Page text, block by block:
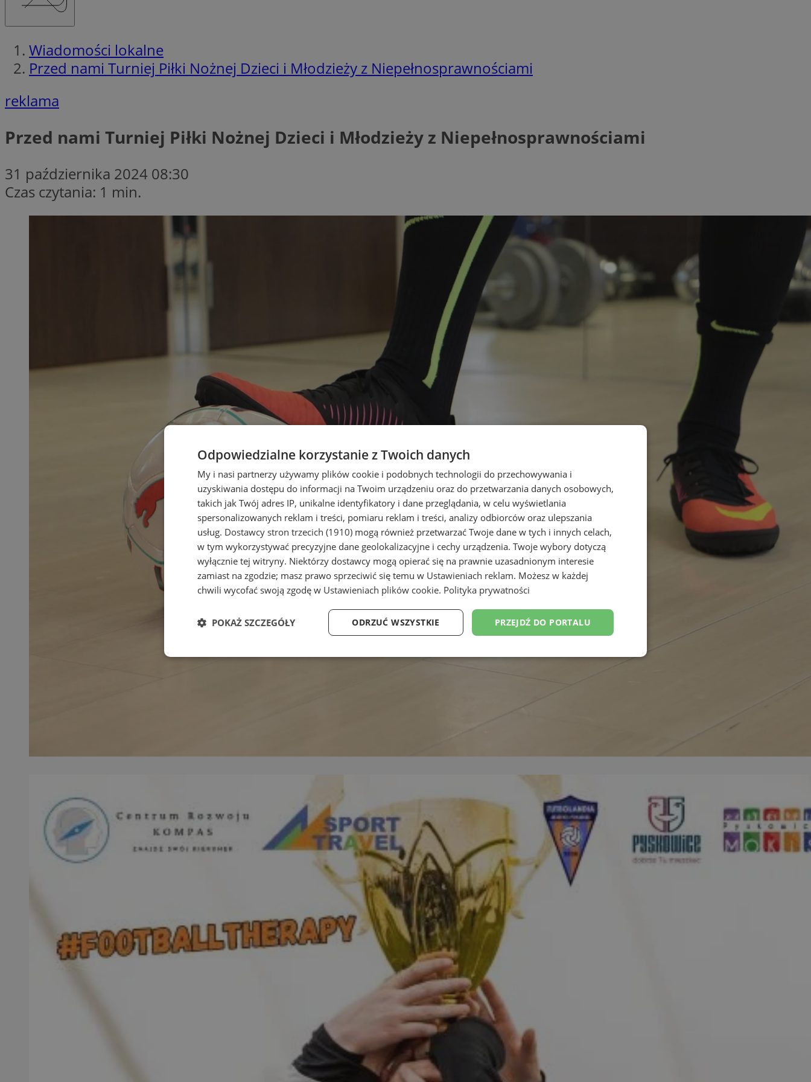
Wiadomości lokalne
Przed nami Turniej Piłki Nożnej Dzieci i Młodzieży z Niepełnosprawnościami
reklama
Przed nami Turniej Piłki Nożnej Dzieci i Młodzieży z Niepełnosprawnościami
31 października 2024 08:30
Czas czytania: 1 min.
Odpowiedzialne korzystanie z Twoich danych
My i nasi partnerzy używamy plików cookie i podobnych technologii do przechowywania i
uzyskiwania dostępu do informacji na Twoim urządzeniu oraz do przetwarzania danych osobowych,
takich jak Twój adres IP, unikalne identyfikatory i dane przeglądania, w celu wyświetlania
spersonalizowanych reklam i treści, pomiaru reklam i treści, analizy odbiorców oraz ulepszania
usług. Dostawcy stron trzecich (1910) mogą również przetwarzać Twoje dane w tych i innych celach,
w tym wykorzystywać precyzyjne dane geolokalizacyjne i cechy urządzenia. Twoje wybory dotyczą
wyłącznie tej witryny. Niektórzy dostawcy mogą opierać się na prawnie uzasadnionym interesie
zamiast na zgodzie; masz prawo sprzeciwić się temu w Ustawieniach reklam. Możesz w każdej
chwili wycofać swoją zgodę w Ustawieniach plików cookie. Polityka prywatności
PRZEJDŹ DO PORTALU
ODRZUĆ WSZYSTKIE
POKAŻ SZCZEGÓŁY
Niezbędne Wydajność Targetowanie Funkcjonalność Niesklasyfikowane
zarządzanie kontem. Bez niezbędnych plików cookie nie można prawidłowo korzystać ze strony internetowej.
Domena
przechowywania
Opis
SessID pyskowice.com.pl 1 rok
Ten plik cookie przechowuje identyfikator sesji.
pyskowice.com.pl
Ten plik cookie przechowuje identyfikator sesji.
pyskowice.com.pl 1 rok
Ten plik cookie przechowuje identyfikator sesji.
YouTube
.youtube.com
5 miesięcy 4
tygodnie
Ten plik cookie jest używany do przechowywania
zgody użytkownika i wyboru prywatności dla ich
interakcji z witryną. Rejestruje dane dotyczące zgody
odwiedzającego na różne polityki i ustawienia
prywatności, zapewniając, że ich preferencje zostaną
uhonorowane w przyszłych sesjach.
CookieScriptConsent
CookieScript
pyskowice.com.pl
4 tygodnie 2 dni
Ten plik cookie jest używany przez usługę Cookie-
Script.com do zapamiętywania preferencji
dotyczących zgody użytkownika na pliki cookie. Jest
to konieczne, aby baner cookie Cookie-Script.com
działał poprawnie.
29 minut 55
Ten plik cookie służy do rozróżniania ludzi i botów.
Jest to korzystne dla strony internetowej, ponieważ
umożliwia tworzenie ważnych raportów na temat
korzystania z jej witryny internetowej.
Cloudflare Inc.
.x.com
29 minut 59
sekund
Ten plik cookie służy do rozróżniania ludzi i botów.
Jest to korzystne dla strony internetowej, ponieważ
umożliwia tworzenie ważnych raportów na temat
korzystania z jej witryny internetowej.